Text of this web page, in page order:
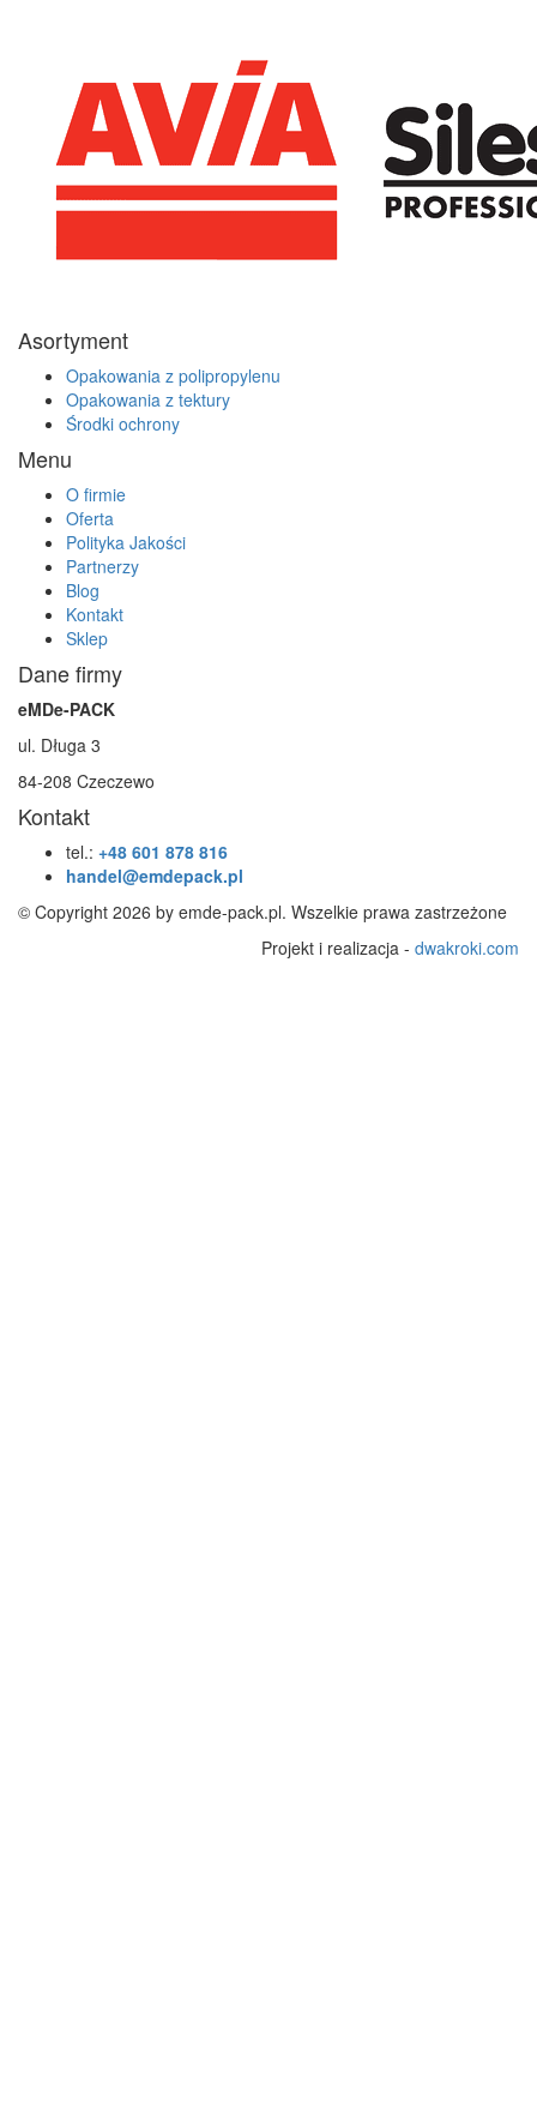
Asortyment
Opakowania z polipropylenu
Opakowania z tektury
Środki ochrony
Menu
O firmie
Oferta
Polityka Jakości
Partnerzy
Blog
Kontakt
Sklep
Dane firmy
eMDe-PACK
ul. Długa 3
84-208 Czeczewo
Kontakt
tel.: +48 601 878 816
handel@emdepack.pl
© Copyright 2026 by emde-pack.pl. Wszelkie prawa zastrzeżone
Projekt i realizacja - dwakroki.com